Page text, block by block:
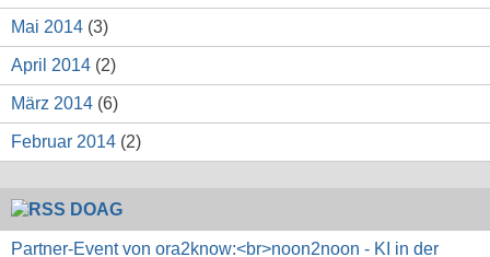
Mai 2014 (3)
April 2014 (2)
März 2014 (6)
Februar 2014 (2)
DOAG
Partner-Event von ora2know:<br>noon2noon - KI in der